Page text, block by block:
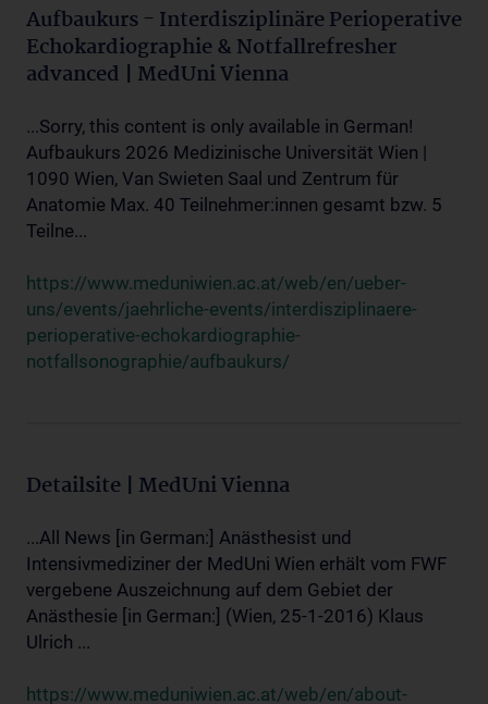
Aufbaukurs - Interdisziplinäre Perioperative
Echokardiographie & Notfallrefresher
advanced | MedUni Vienna
...Sorry, this content is only available in German!
Aufbaukurs 2026 Medizinische Universität Wien |
1090 Wien, Van Swieten Saal und Zentrum für
Anatomie Max. 40 Teilnehmer:innen gesamt bzw. 5
Teilne...
https://www.meduniwien.ac.at/web/en/ueber-
uns/events/jaehrliche-events/interdisziplinaere-
perioperative-echokardiographie-
notfallsonographie/aufbaukurs/
Detailsite | MedUni Vienna
...All News [in German:] Anästhesist und
Intensivmediziner der MedUni Wien erhält vom FWF
vergebene Auszeichnung auf dem Gebiet der
Anästhesie [in German:] (Wien, 25-1-2016) Klaus
Ulrich ...
https://www.meduniwien.ac.at/web/en/about-